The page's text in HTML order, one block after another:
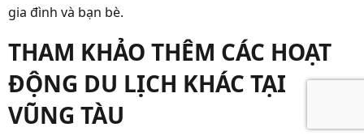
gia đình và bạn bè.
THAM KHẢO THÊM CÁC HOẠT
ĐỘNG DU LỊCH KHÁC TẠI
VŨNG TÀU